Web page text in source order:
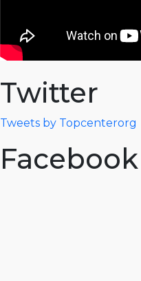
Twitter
Tweets by Topcenterorg
Facebook